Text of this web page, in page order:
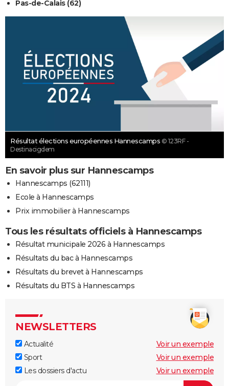
Pas-de-Calais (62)
Résultat élections européennes Hannescamps © 123RF -
Destinacigdem
En savoir plus sur Hannescamps
Hannescamps (62111)
Ecole à Hannescamps
Prix immobilier à Hannescamps
Tous les résultats officiels à Hannescamps
Résultat municipale 2026 à Hannescamps
Résultats du bac à Hannescamps
Résultats du brevet à Hannescamps
Résultats du BTS à Hannescamps
NEWSLETTERS
Actualité
Voir un exemple
Sport
Voir un exemple
Les dossiers d'actu
Voir un exemple